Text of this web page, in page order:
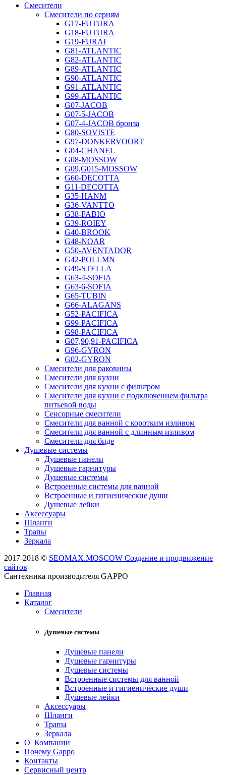
Смесители
Смесители по сериям
G17-FUTURA
G18-FUTURA
G19-FURAI
G81-ATLANTIC
G82-ATLANTIC
G89-ATLANTIC
G90-ATLANTIC
G91-ATLANTIC
G99-ATLANTIC
G07-JACOB
G07-5-JACOB
G07-4-JACOB бронза
G80-SOVISTE
G97-DONKERVOORT
G04-CHANEL
G08-MOSSOW
G09,G015-MOSSOW
G60-DECOTTA
G11-DECOTTA
G35-HANM
G36-VANTTO
G38-FABIO
G39-ROIEY
G40-BROOK
G48-NOAR
G50-AVENTADOR
G42-POLLMN
G49-STELLA
G63-4-SOFIA
G63-6-SOFIA
G65-TUBIN
G66-ALAGANS
G52-PACIFICA
G99-PACIFICA
G98-PACIFICA
G07,90,91-PACIFICA
G96-GYRON
G02-GYRON
Смесители для раковины
Смесители для кухни
Смесители для кухни с фильтром
Смесители для кухни с подключением фильтра
питьевой воды
Сенсорные смесители
Смесители для ванной с коротким изливом
Смесители для ванной с длинным изливом
Смесители для биде
Душевые системы
Душевые панели
Душевые гарнитуры
Душевые системы
Встроенные системы для ванной
Встроенные и гигиенические души
Душевые лейки
Аксессуары
Шланги
Трапы
Зеркала
2017-2018 © SEOMAX.MOSCOW Создание и продвижение
сайтов
Сантехника производителя GAPPO
Главная
Каталог
Смесители
Душевые системы
Душевые панели
Душевые гарнитуры
Душевые системы
Встроенные системы для ванной
Встроенные и гигиенические души
Душевые лейки
Аксессуары
Шланги
Трапы
Зеркала
О Компании
Почему Gappo
Контакты
Сервисный центр